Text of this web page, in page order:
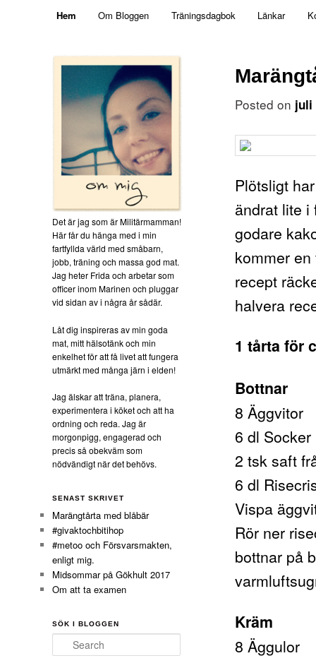
Militärmamman
Skip to primary content
Skip to secondary content
Hem Om Bloggen Träningsdagbok Länkar
Posted on juli
Plötsligt
ändrat lite i
godare
kommer
recept
halvera
1 tårta för
Bottnar
8 Äggvitor
6 dl Socker
2 tsk saft
6 dl
Vispa
Rör ner
bottnar på
Kräm
8 Äggulor
Det är jag som är Militärmamman!
Här får du hänga med i min
fartfyllda värld med småbarn,
jobb, träning och massa god mat.
Jag heter Frida och arbetar som
officer inom Marinen och pluggar
vid sidan av i några år sådär.
Låt dig inspireras av min goda
mat, mitt hälsotänk och min
enkelhet för att få livet att fungera
utmärkt med många järn i elden!
Jag älskar att träna, planera,
experimentera i köket och att ha
ordning och reda. Jag är
morgonpigg, engagerad och
precis så obekväm som
nödvändigt när det behövs.
SENAST SKRIVET
Marängtårta med blåbär
#givaktochbitihop
#metoo och Försvarsmakten,
enligt mig.
Midsommar på Gökhult 2017
Om att ta examen
SÖK I BLOGGEN
Search